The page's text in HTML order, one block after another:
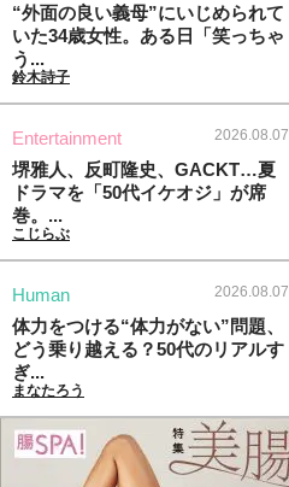
“外面の良い義母”にいじめられて
いた34歳女性。ある日「笑っちゃ
う...
鈴木詩子
Entertainment 2026.08.07
堺雅人、反町隆史、GACKT…夏
ドラマを「50代イケオジ」が席
巻。...
こじらぶ
Human 2026.08.07
体力をつける“体力がない”問題、
どう乗り越える？50代のリアルす
ぎ...
まなたろう